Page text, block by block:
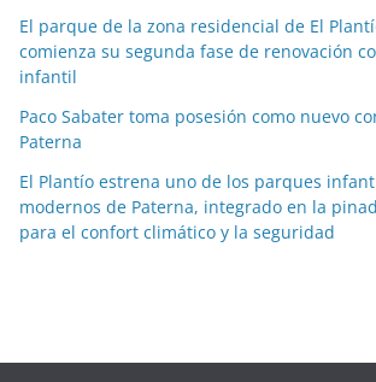
r
m
e
s
e
El parque de la zona residencial de El
comienza su segunda fase de renovación
infantil
Paco Sabater toma posesión como nuevo
Paterna
El Plantío estrena uno de los parques
modernos de Paterna, integrado en la
para el confort climático y la seguridad